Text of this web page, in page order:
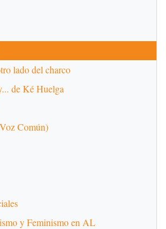
lado del charco
de Ké Huelga
Común)
y Feminismo en AL